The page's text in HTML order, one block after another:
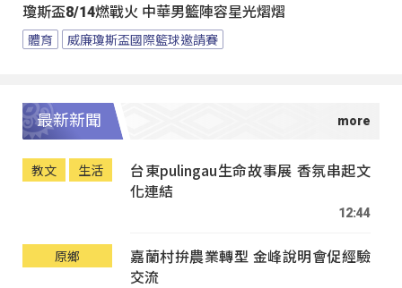
瓊斯盃8/14燃戰火 中華男籃陣容星光熠熠
體育 威廉瓊斯盃國際籃球邀請賽
最新新聞
教文 生活
台東pulingau生命故事展 香氛串起文
化連結
12:44
原鄉
嘉蘭村拚農業轉型 金峰說明會促經驗
交流